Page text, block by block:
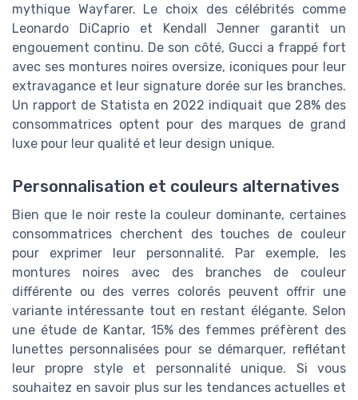
mythique Wayfarer. Le choix des célébrités comme
Leonardo DiCaprio et Kendall Jenner garantit un
engouement continu. De son côté, Gucci a frappé fort
avec ses montures noires oversize, iconiques pour leur
extravagance et leur signature dorée sur les branches.
Un rapport de Statista en 2022 indiquait que 28% des
consommatrices optent pour des marques de grand
luxe pour leur qualité et leur design unique.
Personnalisation et couleurs alternatives
Bien que le noir reste la couleur dominante, certaines
consommatrices cherchent des touches de couleur
pour exprimer leur personnalité. Par exemple, les
montures noires avec des branches de couleur
différente ou des verres colorés peuvent offrir une
variante intéressante tout en restant élégante. Selon
une étude de Kantar, 15% des femmes préfèrent des
lunettes personnalisées pour se démarquer, reflétant
leur propre style et personnalité unique. Si vous
souhaitez en savoir plus sur les tendances actuelles et